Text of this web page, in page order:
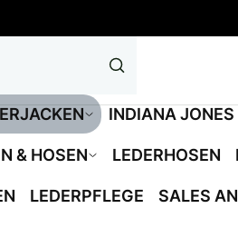
INDIANA JONES
& HOSEN LEDERHOSEN
LEDERPFLEGE SALES